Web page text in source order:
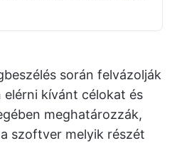
során felvázolják
kívánt célokat és
meghatározzák,
szoftver melyik részét